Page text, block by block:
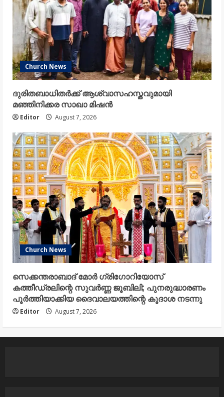
Church News
ദുരിതബാധിതർക്ക് ആശ്വാസഹസ്തവുമായി
മഞ്ഞിനിക്കര സാഖാ മിഷൻ
Editor August 7, 2026
Church News
സെക്കന്തരാബാദ് മോർ ഗ്രിഗോറിയോസ്
കത്തീഡ്രലിന്റെ സുവർണ്ണ ജൂബിലി; പുനരുദ്ധാരണം
പൂർത്തിയാക്കിയ ദൈവാലയത്തിന്റെ കൂദാശ നടന്നു
Editor August 7, 2026